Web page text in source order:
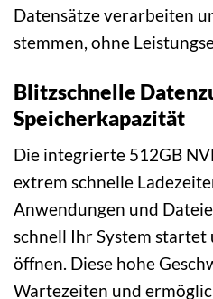
Datensätze verarbeiten
stemmen, ohne
Blitzschnelle
Speicherkapazität
Die integrierte 512GB
extrem schnelle
Anwendungen und
schnell Ihr System startet
öffnen. Diese hohe
Wartezeiten und